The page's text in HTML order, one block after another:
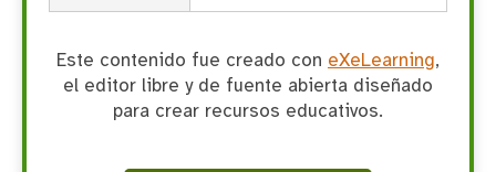
Este contenido fue creado con eXeLearning,
el editor libre y de fuente abierta diseñado
para crear recursos educativos.